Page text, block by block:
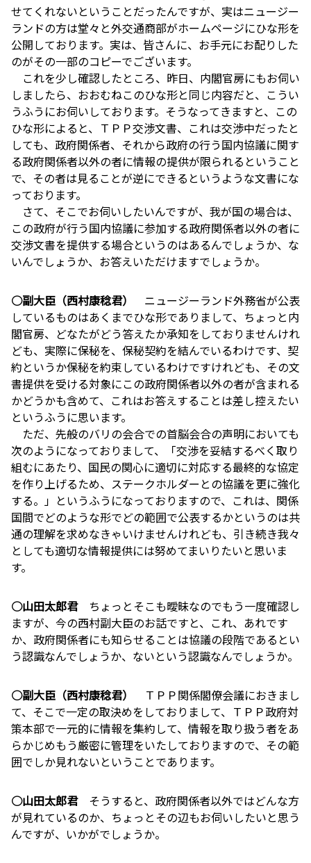
せてくれないということだったんですが、実はニュージー
ランドの方は堂々と外交通商部がホームページにひな形を
公開しております。実は、皆さんに、お手元にお配りした
のがその一部のコピーでございます。
これを少し確認したところ、昨日、内閣官房にもお伺い
しましたら、おおむねこのひな形と同じ内容だと、こうい
うふうにお伺いしております。そうなってきますと、この
ひな形によると、ＴＰＰ交渉文書、これは交渉中だったと
しても、政府関係者、それから政府の行う国内協議に関す
る政府関係者以外の者に情報の提供が限られるということ
で、その者は見ることが逆にできるというような文書にな
っております。
さて、そこでお伺いしたいんですが、我が国の場合は、
この政府が行う国内協議に参加する政府関係者以外の者に
交渉文書を提供する場合というのはあるんでしょうか、な
いんでしょうか、お答えいただけますでしょうか。
○副大臣（西村康稔君）
ニュージーランド外務省が公表
しているものはあくまでひな形でありまして、ちょっと内
閣官房、どなたがどう答えたか承知をしておりませんけれ
ども、実際に保秘を、保秘契約を結んでいるわけです、契
約というか保秘を約束しているわけですけれども、その文
書提供を受ける対象にこの政府関係者以外の者が含まれる
かどうかも含めて、これはお答えすることは差し控えたい
というふうに思います。
ただ、先般のバリの会合での首脳会合の声明においても
次のようになっておりまして、「交渉を妥結するべく取り
組むにあたり、国民の関心に適切に対応する最終的な協定
を作り上げるため、ステークホルダーとの協議を更に強化
する。」というふうになっておりますので、これは、関係
国間でどのような形でどの範囲で公表するかというのは共
通の理解を求めなきゃいけませんけれども、引き続き我々
としても適切な情報提供には努めてまいりたいと思いま
す。
○山田太郎君ちょっとそこも曖昧なのでもう一度確認し
ますが、今の西村副大臣のお話ですと、これ、あれです
か、政府関係者にも知らせることは協議の段階であるとい
う認識なんでしょうか、ないという認識なんでしょうか。
○副大臣（西村康稔君）
ＴＰＰ関係閣僚会議におきまし
て、そこで一定の取決めをしておりまして、ＴＰＰ政府対
策本部で一元的に情報を集約して、情報を取り扱う者をあ
らかじめもう厳密に管理をいたしておりますので、その範
囲でしか見れないということであります。
○山田太郎君そうすると、政府関係者以外ではどんな方
が見れているのか、ちょっとその辺もお伺いしたいと思う
んですが、いかがでしょうか。